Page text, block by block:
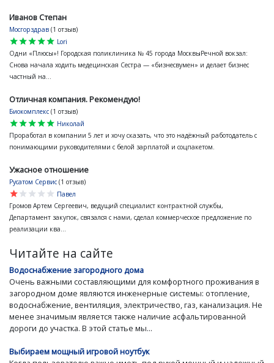
Иванов Степан
Мосгорздрав (1 отзыв)
star
star
star
star
star
Lori
Одни «Плюсы»! Городская поликлиника № 45 города МосквыРечной вокзал:
Снова начала ходить медецинская Сестра — «бизнесвумен» и делает бизнес
частный на...
Отличная компания. Рекомендую!
Биокомплекс (1 отзыв)
star
star
star
star
star
Николай
Проработал в компании 5 лет и хочу сказать, что это надёжный работодатель с
понимающими руководителями с белой зарплатой и соцпакетом.
Ужасное отношение
Русатом Сервис (1 отзыв)
star
star
star
star
star
Павел
Громов Артем Сергеевич, ведущий специалист контрактной службы,
Департамент закупок, связался с нами, сделал коммерческое предложение по
реализации ква...
Читайте на сайте
Водоснабжение загородного дома
Очень важными составляющими для комфортного проживания в
загородном доме являются инженерные системы: отопление,
водоснабжение, вентиляция, электричество, газ, канализация. Не
менее значимым является также наличие асфальтированной
дороги до участка. В этой статье мы...
Выбираем мощный игровой ноутбук